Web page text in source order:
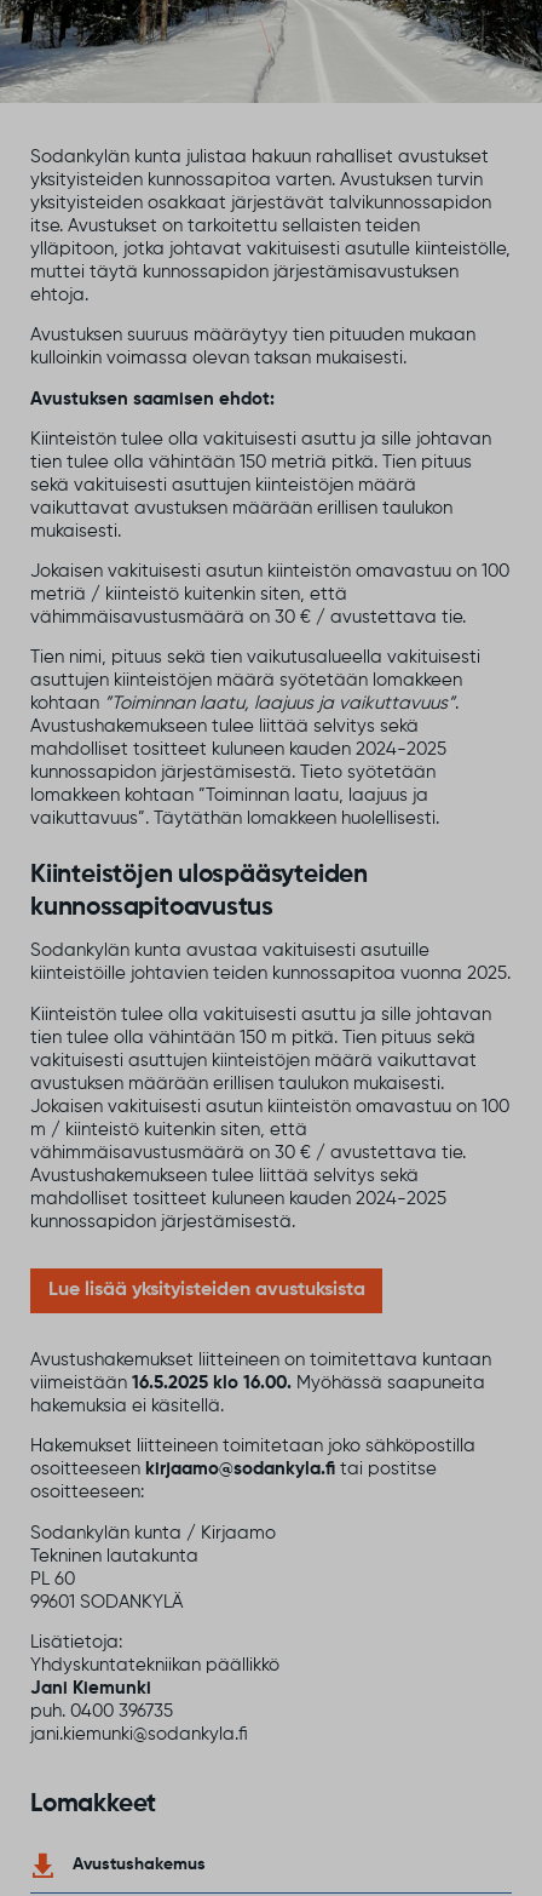
Sodankylän kunta julistaa hakuun rahalliset avustukset
yksityisteiden kunnossapitoa varten. Avustuksen turvin
yksityisteiden osakkaat järjestävät talvikunnossapidon
itse. Avustukset on tarkoitettu sellaisten teiden
ylläpitoon, jotka johtavat vakituisesti asutulle kiinteistölle,
muttei täytä kunnossapidon järjestämisavustuksen
ehtoja.
Avustuksen suuruus määräytyy tien pituuden mukaan
kulloinkin voimassa olevan taksan mukaisesti.
Avustuksen saamisen ehdot:
Kiinteistön tulee olla vakituisesti asuttu ja sille johtavan
tien tulee olla vähintään 150 metriä pitkä. Tien pituus
sekä vakituisesti asuttujen kiinteistöjen määrä
vaikuttavat avustuksen määrään erillisen taulukon
mukaisesti.
Jokaisen vakituisesti asutun kiinteistön omavastuu on 100
metriä / kiinteistö kuitenkin siten, että
vähimmäisavustusmäärä on 30 € / avustettava tie.
Tien nimi, pituus sekä tien vaikutusalueella vakituisesti
asuttujen kiinteistöjen määrä syötetään lomakkeen
kohtaan ”Toiminnan laatu, laajuus ja vaikuttavuus”.
Avustushakemukseen tulee liittää selvitys sekä
mahdolliset tositteet kuluneen kauden 2024-2025
kunnossapidon järjestämisestä. Tieto syötetään
lomakkeen kohtaan ”Toiminnan laatu, laajuus ja
vaikuttavuus”. Täytäthän lomakkeen huolellisesti.
Kiinteistöjen ulospääsyteiden
kunnossapitoavustus
Sodankylän kunta avustaa vakituisesti asutuille
kiinteistöille johtavien teiden kunnossapitoa vuonna 2025.
Kiinteistön tulee olla vakituisesti asuttu ja sille johtavan
tien tulee olla vähintään 150 m pitkä. Tien pituus sekä
vakituisesti asuttujen kiinteistöjen määrä vaikuttavat
avustuksen määrään erillisen taulukon mukaisesti.
Jokaisen vakituisesti asutun kiinteistön omavastuu on 100
m / kiinteistö kuitenkin siten, että
vähimmäisavustusmäärä on 30 € / avustettava tie.
Avustushakemukseen tulee liittää selvitys sekä
mahdolliset tositteet kuluneen kauden 2024-2025
kunnossapidon järjestämisestä.
Lue lisää yksityisteiden avustuksista
Avustushakemukset liitteineen on toimitettava kuntaan
viimeistään 16.5.2025 klo 16.00. Myöhässä saapuneita
hakemuksia ei käsitellä.
Hakemukset liitteineen toimitetaan joko sähköpostilla
osoitteeseen kirjaamo@sodankyla.fi tai postitse
osoitteeseen:
Sodankylän kunta / Kirjaamo
Tekninen lautakunta
PL 60
99601 SODANKYLÄ
Lisätietoja:
Yhdyskuntatekniikan päällikkö
Jani Kiemunki
puh. 0400 396735
jani.kiemunki@sodankyla.fi
Lomakkeet
Avustushakemus